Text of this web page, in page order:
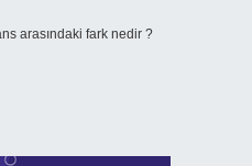
arasındaki fark nedir ?